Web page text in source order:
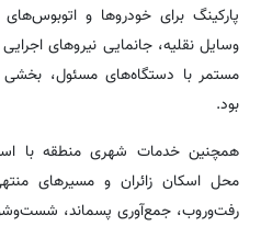
پارکینگ برای خودروها و
وسایل نقلیه، جانمایی نیروهای
مستمر با دستگاه‌های مسئول، بخشی
بود.
همچنین خدمات شهری منطقه با
محل اسکان زائران و مسیرهای
رفت‌وروب، جمع‌آوری پسماند،